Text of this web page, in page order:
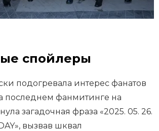
спойлеры
подогревала интерес фанатов
последнем фанмитинге на
загадочная фраза «2025. 05. 26.
вызвав шквал